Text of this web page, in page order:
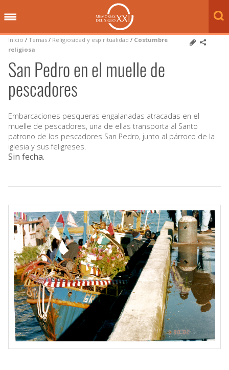
Inicio / Temas / Religiosidad y espiritualidad / Costumbre
religiosa
San Pedro en el muelle de
pescadores
Embarcaciones pesqueras engalanadas atracadas en el
muelle de pescadores, una de ellas transporta al Santo
patrono de los pescadores San Pedro, junto al párroco de la
iglesia y sus feligreses.
Sin fecha.